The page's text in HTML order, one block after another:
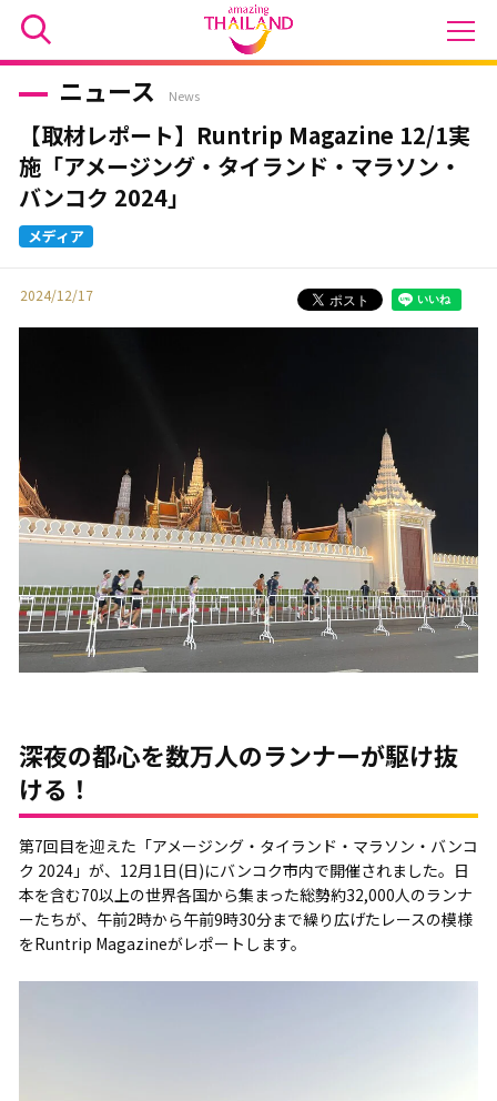
ニュース News
【取材レポート】Runtrip Magazine 12/1実
施「アメージング・タイランド・マラソン・
バンコク 2024」
2024/12/17
深夜の都心を数万人のランナーが駆け抜
ける！
第7回目を迎えた「アメージング・タイランド・マラソン・バンコ
ク 2024」が、12月1日(日)にバンコク市内で開催されました。日
本を含む70以上の世界各国から集まった総勢約32,000人のランナ
ーたちが、午前2時から午前9時30分まで繰り広げたレースの模様
をRuntrip Magazineがレポートします。